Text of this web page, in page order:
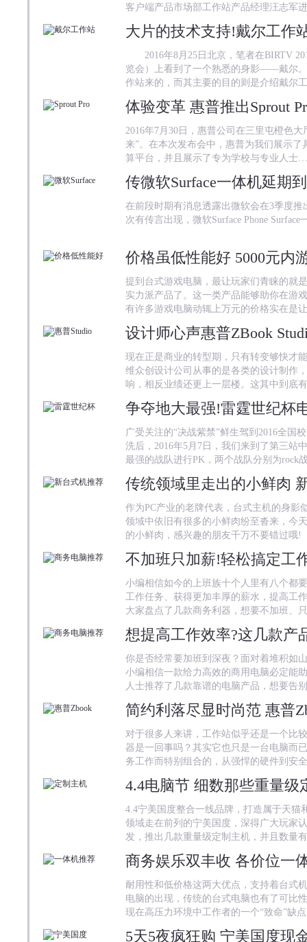
客户端产品市场部工作站产品经理汪志军
大片的技术支持!戴尔工作
2016年8月25日北京，笔者在BIRTV
览会）上看到了一个熟悉的身影——戴尔
作站来的，而其主要的目的则是介绍戴尔
体验变革 惠普推出Sprout
2016年7月30日，惠普公司在三里屯橙色
来”。在本次发布会中，惠普为我们展示了
算平台，并且展示了专为学校与专业人士…
传微软Surface一体机延期
在前段时期有消息透露出微软会在3季度推
次有传言出现，微软Surface Phone
价格虽低性能好 5000元内
提到台式游戏电脑，最让玩家们青睐的就
实力派产品了。这一类产品能够助你在游
有许多游戏电脑动辄上万元的价格实在是
设计师心声惠普ZBook
现在正是商业的转型期，只有转变够快才
维众创设计公司从事的是各类的设计制作
响，相反业绩还更上一层楼。这其中到底
争夺地大最强!雷霆世纪杯
广受关注的“决战紫禁”鲜生驾到2016全国
洗后，2016年5月7日，我们来到了第三站
最强的战队进行PK，两个战队分别为rock
传统领域里走出的小鲜肉
作为PC产业的老牌代表，台式主机的身影
领域中依旧有很多的小鲜肉纷至沓来，今
的小鲜肉，感兴趣的朋友千万不要错过哦!
不加班只加薪!轻松搞定工
小编相信如今的上班族十个人里有八个都
工作任务、获得更加丰厚的薪水，提高工
大家盘点了几款商务利器，想要不加班、
想提高工作效率?这几款产
你是否经常要加班到深夜？面对着堆积如
小编相信一款给力高效的商用电脑必定能
人士推荐了几款靠谱的电脑产品，想要告
简约利落尽显时尚范 惠普
对于很多人来讲，工作站似乎还是一个比
器是一回事吗？其实它也只是一台电脑而
务工作而特别组合的，从强悍的硬件到安
4.4电脑节 细数那些重量级
4.4宁美国度整合一线品牌，打造属于天猫
领域走在前列的宁美国度，深得广大玩家
发，推出几款重量级定制主机，并且数量
商务娱乐双丰收 各价位一
耐用性和低价格这两大优点，支持着台式
电脑的出现，传统的台式电脑也有了可比
现在高压力环境中工作者的一个“致命”缺
5天5夜疯狂购 宁美国度现